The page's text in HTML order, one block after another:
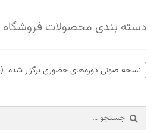
دسته بندی محصولات فروشگاه
نسخه صوتی دوره‌های حضوری برگزار شده (6)
جستجو
برای: